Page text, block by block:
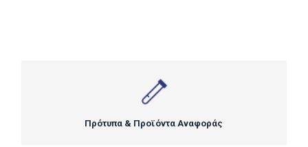
Πρότυπα & Προϊόντα Αναφοράς